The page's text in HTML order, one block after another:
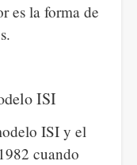
es la forma de
ISI
ISI y el
cuando